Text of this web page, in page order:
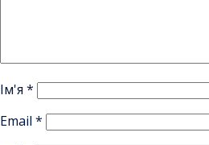
Ім'я *
Email *